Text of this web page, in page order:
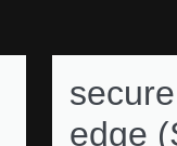
edge